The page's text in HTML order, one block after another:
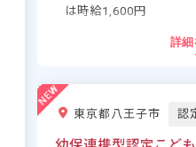
は時給1,600円
交通費支給 月上限
※試用期間1カ月／同条
※契約期間1年、契約更
詳細
東京都八王子市 認